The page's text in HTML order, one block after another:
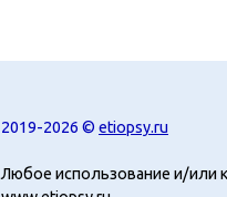
2019-2026 © etiopsy.ru
Любое использование и/или